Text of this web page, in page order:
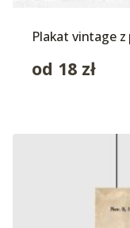
Plakat vintage
od 18 zł